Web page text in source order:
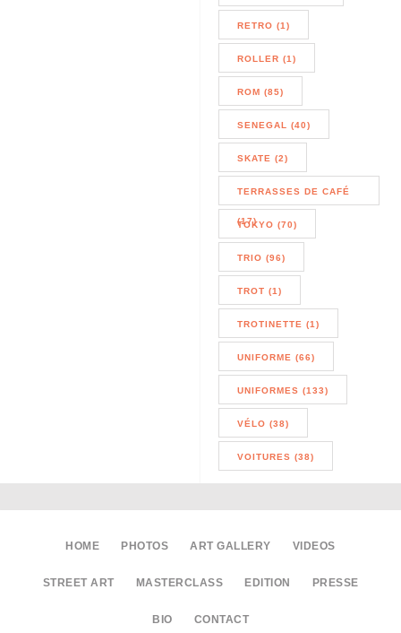
RETRO (1)
ROLLER (1)
ROM (85)
SENEGAL (40)
SKATE (2)
TERRASSES DE CAFÉ
(17)
TOKYO (70)
TRIO (96)
TROT (1)
TROTINETTE (1)
UNIFORME (66)
UNIFORMES (133)
VÉLO (38)
VOITURES (38)
HOME PHOTOS ART GALLERY VIDEOS
STREET ART MASTERCLASS EDITION PRESSE
BIO CONTACT